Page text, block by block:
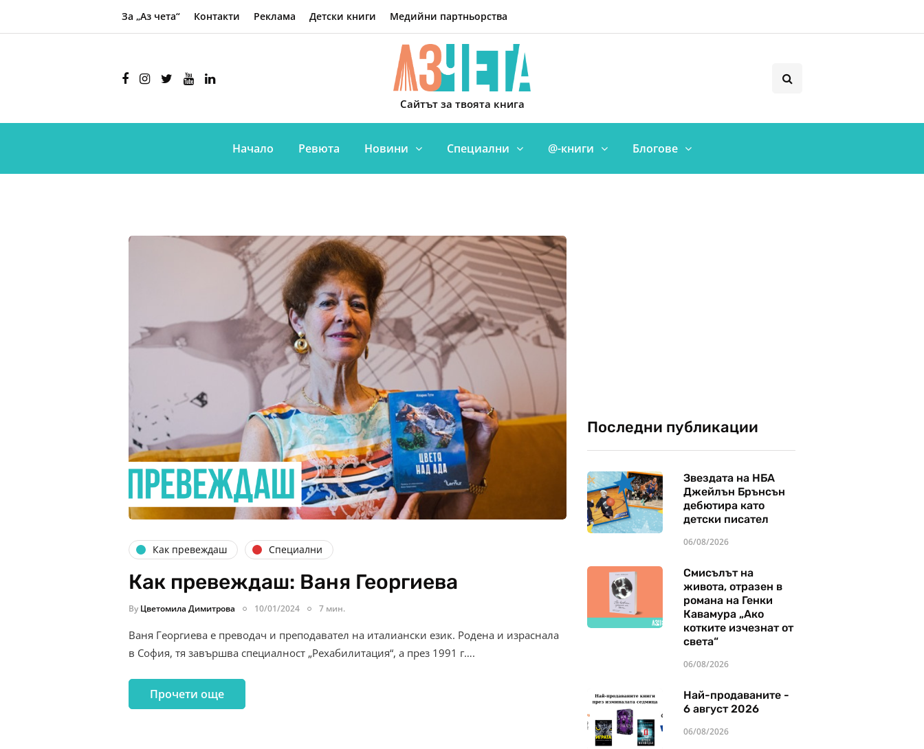
За „Аз чета“ Контакти Реклама Детски книги Медийни партньорства
Сайтът за твоята книга
Начало Ревюта Новини Специални @-книги Блогове
Как превеждаш Специални
Как превеждаш: Ваня Георгиева
By Цветомила Димитрова 10/01/2024 7 мин.
Ваня Георгиева е преводач и преподавател на италиански език. Родена и израснала
в София, тя завършва специалност „Рехабилитация“, а през 1991 г….
Прочети още
Последни публикации
Звездата на НБА
Джейлън Брънсън
дебютира като
детски писател
06/08/2026
Смисълът на
живота, отразен в
романа на Генки
Кавамура „Ако
котките изчезнат от
света“
06/08/2026
Най-продаваните -
6 август 2026
06/08/2026